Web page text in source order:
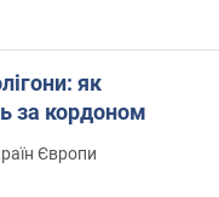
як
за кордоном
Європи